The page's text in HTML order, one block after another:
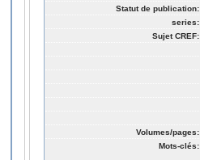
Statut de publication:
series:
Sujet CREF:
Volumes/pages:
Mots-clés: